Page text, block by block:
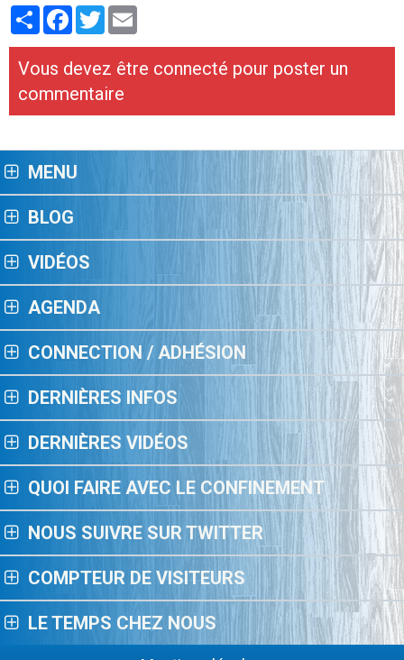
PartagerFacebook
Twitter
Vous devez être connecté pour poster un
commentaire
MENU
BLOG
VIDÉOS
AGENDA
CONNECTION / ADHÉSION
DERNIÈRES INFOS
DERNIÈRES VIDÉOS
QUOI FAIRE AVEC LE CONFINEMENT
NOUS SUIVRE SUR TWITTER
COMPTEUR DE VISITEURS
LE TEMPS CHEZ NOUS